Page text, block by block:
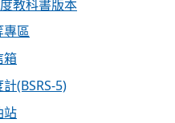
教科書版本
專區
箱
(BSRS-5)
站